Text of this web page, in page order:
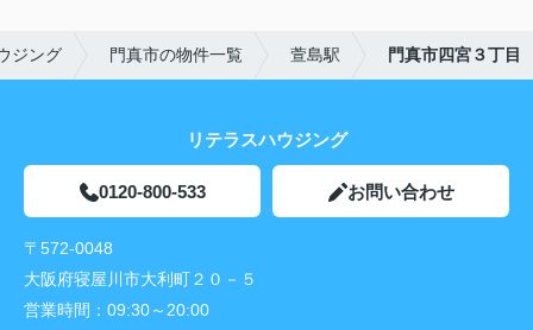
ジング 門真市の物件一覧 萱島駅 門真市四宮３丁目
リテラスハウジング
0120-800-533 お問い合わせ
〒572-0048
大阪府寝屋川市大利町２０－５
営業時間： 09:30～20:00